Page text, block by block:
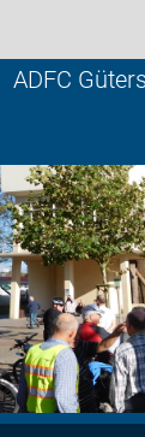
ADFC